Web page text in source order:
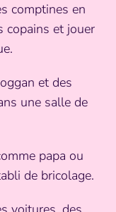
comptines en
copains et jouer
et des
une salle de
papa ou
de bricolage.